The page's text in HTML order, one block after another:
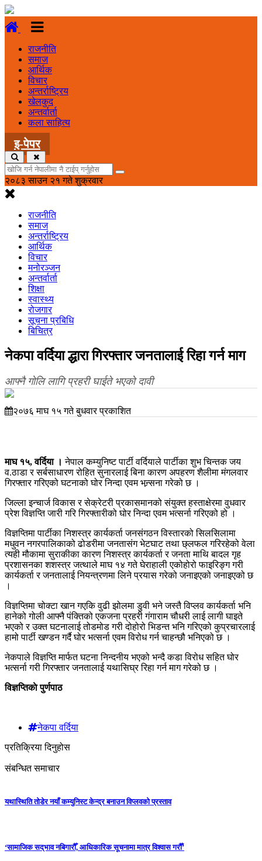
राजनीति
समाज
आर्थिक
विचार
अन्तर्राष्ट्रिय
खेलकुद
अन्तर्वार्ता
कला साहित्य
इ-पेपर
२०८३ साउन २१ गते शुक्रवार
राजनीति
समाज
अन्तर्राष्ट्रिय
आर्थिक
विचार
मनोरञ्जन
अन्तर्वार्ता
शिक्षा
स्वास्थ्य
रोजगार
सूचना प्रबिधि
बिचित्र
नेकपा वर्दिया द्धारा गिरफ्तार जनतालाई रिहा गर्न माग
आफ्नै गोलि लागि प्रहरी घाईते भएको दावी
२०७६ माघ १५ गते बुधवार प्रकाशित
माघ १५, वर्दिया ।नेपाल कम्युनिष्ट पार्टी वर्दियाले पार्टीका शुभ चिन्तक जय
व.ठाडा र सर्बसाधारण रोहित सुनारलाई बिना कारण अपहरण शैलीमा मंगलवार
गिरफ्तार गरिएको घटनाको घोर निन्दा एवम भन्र्सना गरेको छ ।
जिल्ला इन्चार्ज विकास र सेक्रेटरी प्रकासमानको संयुक्त हस्ताक्षेरमा वुधवार
प्रेश विज्ञप्ति जारी गरि गिरफ्तारीको घोर निन्दा एवम भत्सर्ना गरिएको हो ।
विज्ञप्तिमा पार्टीका निशस्त्र कार्यकर्ता जनसंगठन विस्तारको सिलसिलामा
मधुवन नगरपालिकाको ढोडरीमा जनतासंग भेटघाट तथा छ्लफल गरिरहेको वेला
त्यही मौकामा सुराकीका कारण निशस्त्र कार्यकर्ता र जनता माथि बादल गृह
प्रशासनका शशस्त्र जत्थाले माघ १४ गते घेराहाली एकोहोरो फाइरिङ्ग गरी
कार्यकर्ता र जनतालाई नियन्त्रणमा लिने प्रयास गरेको जनाइएको जनाइएको छ
।
विज्ञप्तिमा चोक्टा खान गएकि वुढी झोलमा डुवी भने जस्तै विप्लव कार्यकर्ता भनि
हानेको गोली आफ्नै पंक्तिको एकजना प्रहरी गंगाराम चौधरी लाई लागी घाइते
भएको र उक्त घटनालाई तोडमोड गरी दोहोरो भिडन्त भनि गरिएको कुप्रचारलाई
हामो पार्टी खण्डन गर्दै घोर भत्सर्ना एवम विरोध गर्न चाहन्छौ भनिएको छ ।
नेकपाले विज्ञप्ति मार्फत घटना निन्दनीय भएको भन्दै कडा विरोध सहित घोर
भत्सर्ना गरी गिरफ्तार जनतालाई यथासिघ्र रिहा गर्न माग गरेको छ ।
विज्ञप्तिकाे पुर्णपाठ
नेकपा वर्दिया
प्रतिक्रिया दिनुहोस
संबन्धित समाचार
यथास्थिति तोडेर नयाँ कम्युनिस्ट केन्द्र बनाउन विप्लवको प्रस्ताव
‘सामाजिक सद्‌भाव नबिगारौँ, आधिकारिक सूचनामा मात्र विश्वास गरौँ’